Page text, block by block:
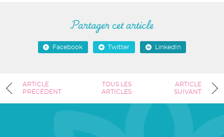
Partager cet article
Facebook Twitter LinkedIn
ARTICLE
PRÉCÉDENT
TOUS LES
ARTICLES
ARTICLE
SUIVANT